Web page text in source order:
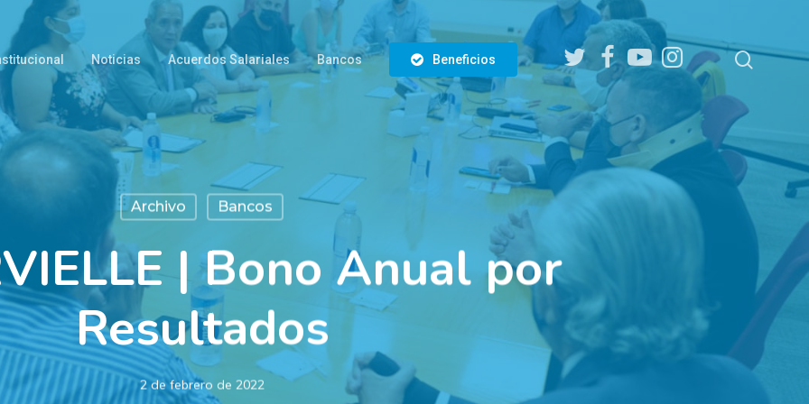
Noticias Acuerdos Salariales Bancos Beneficios
twitter facebookyoutubeinstagram search
Archivo Bancos
| Bono Anual por
Resultados
2 de febrero de 2022